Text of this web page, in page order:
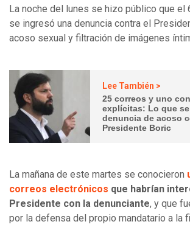
La noche del lunes se hizo público que el
se ingresó una denuncia contra el
acoso sexual y filtración de imágenes
Lee También >
25 correos y uno
explícitas: Lo que
denuncia de acoso
Presidente Boric
La mañana de este martes se conocieron
correos electrónicos que habrían
Presidente con la denunciante, y que
por la defensa del propio mandatario a la